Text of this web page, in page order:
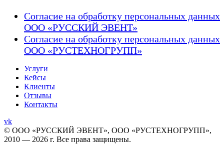
Согласие на обработку персональных данных
ООО «РУССКИЙ ЭВЕНТ»
Согласие на обработку персональных данных
ООО «РУСТЕХНОГРУПП»
Услуги
Кейсы
Клиенты
Отзывы
Контакты
vk
© ООО «РУССКИЙ ЭВЕНТ», ООО «РУСТЕХНОГРУПП»,
2010 — 2026 г. Все права защищены.